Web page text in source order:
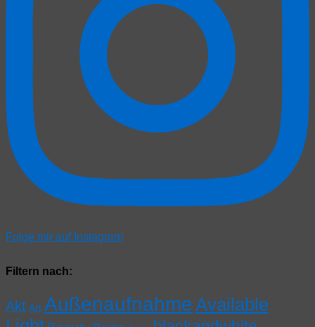
Folge mir auf Instagram
Filtern nach:
Akt Art Außenaufnahme Available